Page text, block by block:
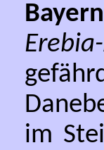
Erebia-
im